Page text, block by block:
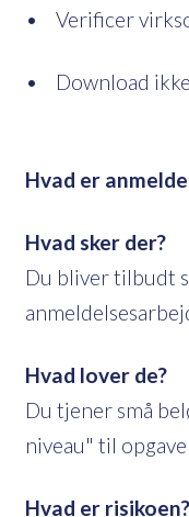
• Verificer
• Download
Hvad er
Hvad sker der?
Du bliver tilbudt
Hvad lover de?
Du tjener små
niveau" til
Hvad er risikoen?